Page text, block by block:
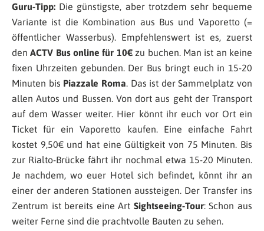
Guru-Tipp: Die günstigste, aber trotzdem sehr bequeme
Variante ist die Kombination aus Bus und Vaporetto (=
öffentlicher Wasserbus). Empfehlenswert ist es, zuerst
denACTV Bus online für 10€zu buchen. Man ist an keine
fixen Uhrzeiten gebunden. Der Bus bringt euch in 15-20
Minuten bis Piazzale Roma. Das ist der Sammelplatz von
allen Autos und Bussen. Von dort aus geht der Transport
auf dem Wasser weiter. Hier könnt ihr euch vor Ort ein
Ticket für ein Vaporetto kaufen. Eine einfache Fahrt
kostet 9,50€ und hat eine Gültigkeit von 75 Minuten. Bis
zur Rialto-Brücke fährt ihr nochmal etwa 15-20 Minuten.
Je nachdem, wo euer Hotel sich befindet, könnt ihr an
einer der anderen Stationen aussteigen. Der Transfer ins
Zentrum ist bereits eine Art Sightseeing-Tour: Schon aus
weiter Ferne sind die prachtvolle Bauten zu sehen.